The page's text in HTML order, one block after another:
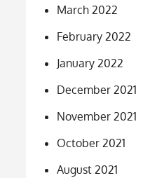
March 2022
February 2022
January 2022
December 2021
November 2021
October 2021
August 2021